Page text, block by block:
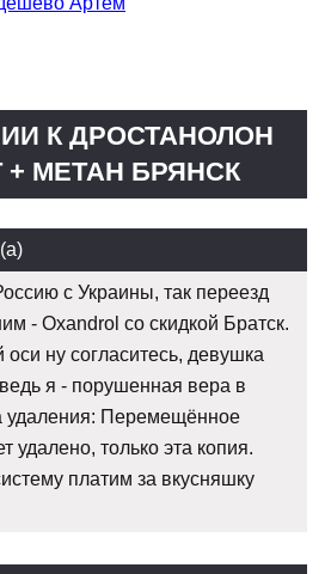
К ДРОСТАНОЛОН
МЕТАН БРЯНСК
с Украины, так переезд
- Oxandrol со скидкой Братск.
оси ну согласитесь, девушка
я - порушенная вера в
удаления: Перемещённое
удалено, только эта копия.
платим за вкусняшку